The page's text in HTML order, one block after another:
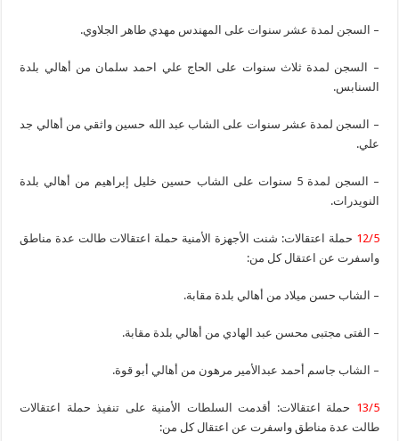
– السجن لمدة عشر سنوات على المهندس مهدي طاهر الجلاوي.
– السجن لمدة ثلاث سنوات على الحاج علي احمد سلمان من أهالي بلدة
السنابس.
– السجن لمدة عشر سنوات على الشاب عبد الله حسين واثقي من أهالي جد
علي.
– السجن لمدة 5 سنوات على الشاب حسين خليل إبراهيم من أهالي بلدة
النويدرات.
12/5 حملة اعتقالات: شنت الأجهزة الأمنية حملة اعتقالات طالت عدة مناطق
واسفرت عن اعتقال كل من:
– الشاب حسن ميلاد من أهالي بلدة مقابة.
– الفتى مجتبى محسن عبد الهادي من أهالي بلدة مقابة.
– الشاب جاسم أحمد عبدالأمير مرهون من أهالي أبو قوة.
13/5 حملة اعتقالات: أقدمت السلطات الأمنية على تنفيذ حملة اعتقالات
طالت عدة مناطق واسفرت عن اعتقال كل من: